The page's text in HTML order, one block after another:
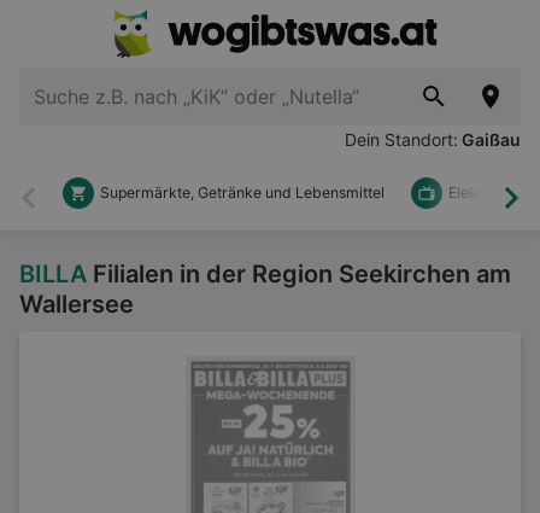
Dein Standort: Gaißau
Zurück
Supermärkte, Getränke und Lebensmittel Elektronik
BILLA Filialen in der Region Seekirchen am
Wallersee